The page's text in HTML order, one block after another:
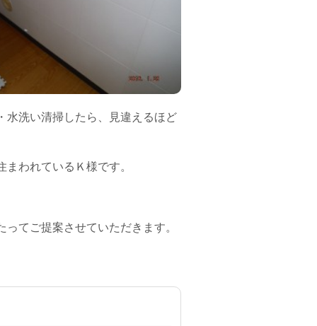
水洗い清掃したら、見違えるほど
われているＫ様です。
てご提案させていただきます。